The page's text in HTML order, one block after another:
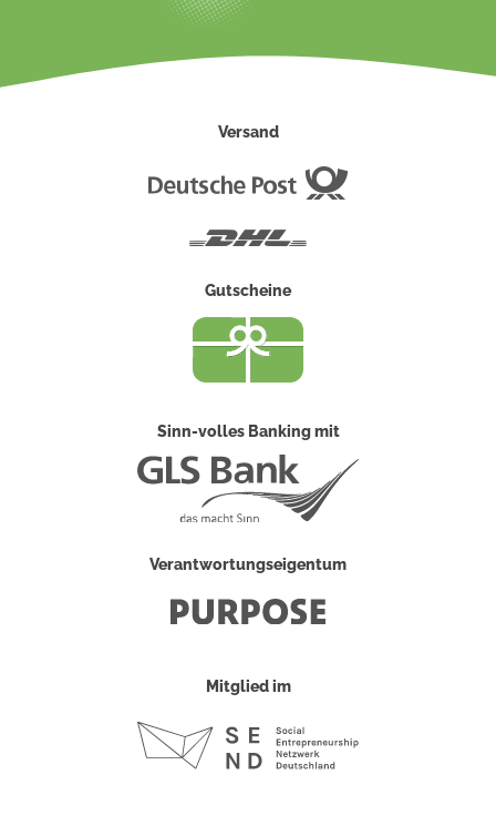
Versand
Gutscheine
Sinn-volles Banking mit
Verantwortungseigentum
Mitglied im